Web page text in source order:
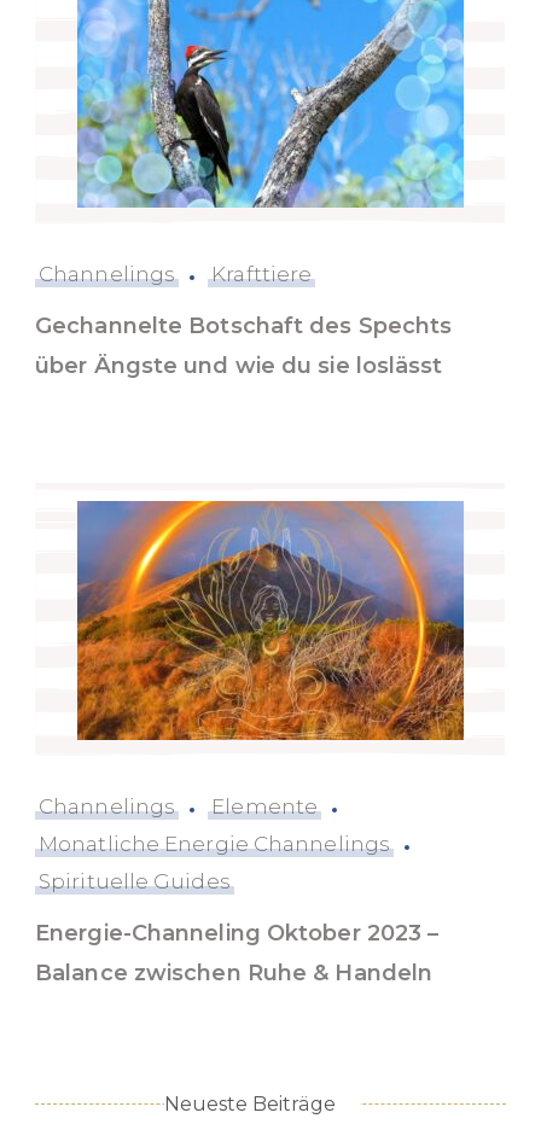
Channelings Krafttiere
Gechannelte Botschaft des Spechts
über Ängste und wie du sie loslässt
Channelings
Elemente
Monatliche Energie Channelings
Spirituelle Guides
Energie-Channeling Oktober 2023 –
Balance zwischen Ruhe & Handeln
Neueste Beiträge